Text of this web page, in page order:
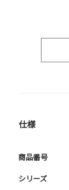
仕様
商品番号
シリーズ